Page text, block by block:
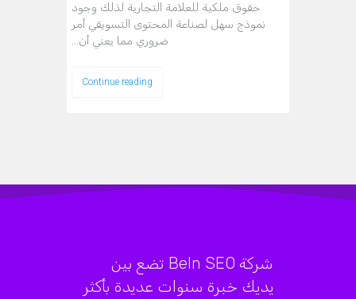
حقوق ملكية للعلامة التجارية لذلك وجود
نموذج سهل لصناعة المحتوى التسويقي أمر
ضروري مما يعني أن…
Continue reading
شركة BeIn SEO تضع بين
يديك خبرة سنوات عديدة بأكثر